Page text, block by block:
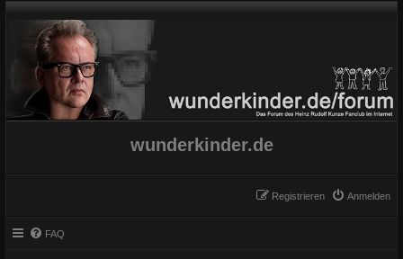
wunderkinder.de
Anmelden
Registrieren
FAQ